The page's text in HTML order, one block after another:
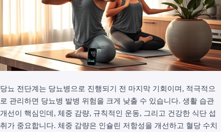
당뇨 전단계는 당뇨병으로 진행되기 전 마지막 기회이며, 적극적으
로 관리하면 당뇨병 발병 위험을 크게 낮출 수 있습니다. 생활 습관
개선이 핵심인데, 체중 감량, 규칙적인 운동, 그리고 건강한 식단 섭
취가 중요합니다. 체중 감량은 인슐린 저항성을 개선하고 혈당 수치